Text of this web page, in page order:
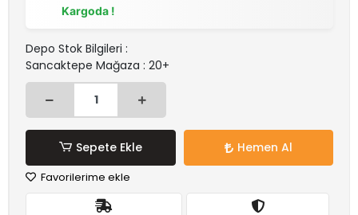
Kargoda !
Depo Stok Bilgileri :
Sancaktepe Mağaza : 20+
Sepete Ekle Hemen Al
Favorilerime ekle